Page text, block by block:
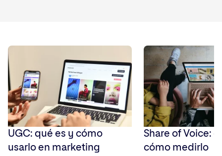
UGC: qué es y cómo
usarlo en marketing
Share of Voice:
cómo medirlo